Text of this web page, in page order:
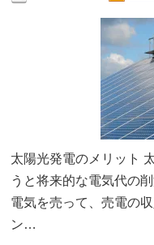
太陽光発電のメリット
うと将来的な電気代の
電気を売って、売電の
ン…